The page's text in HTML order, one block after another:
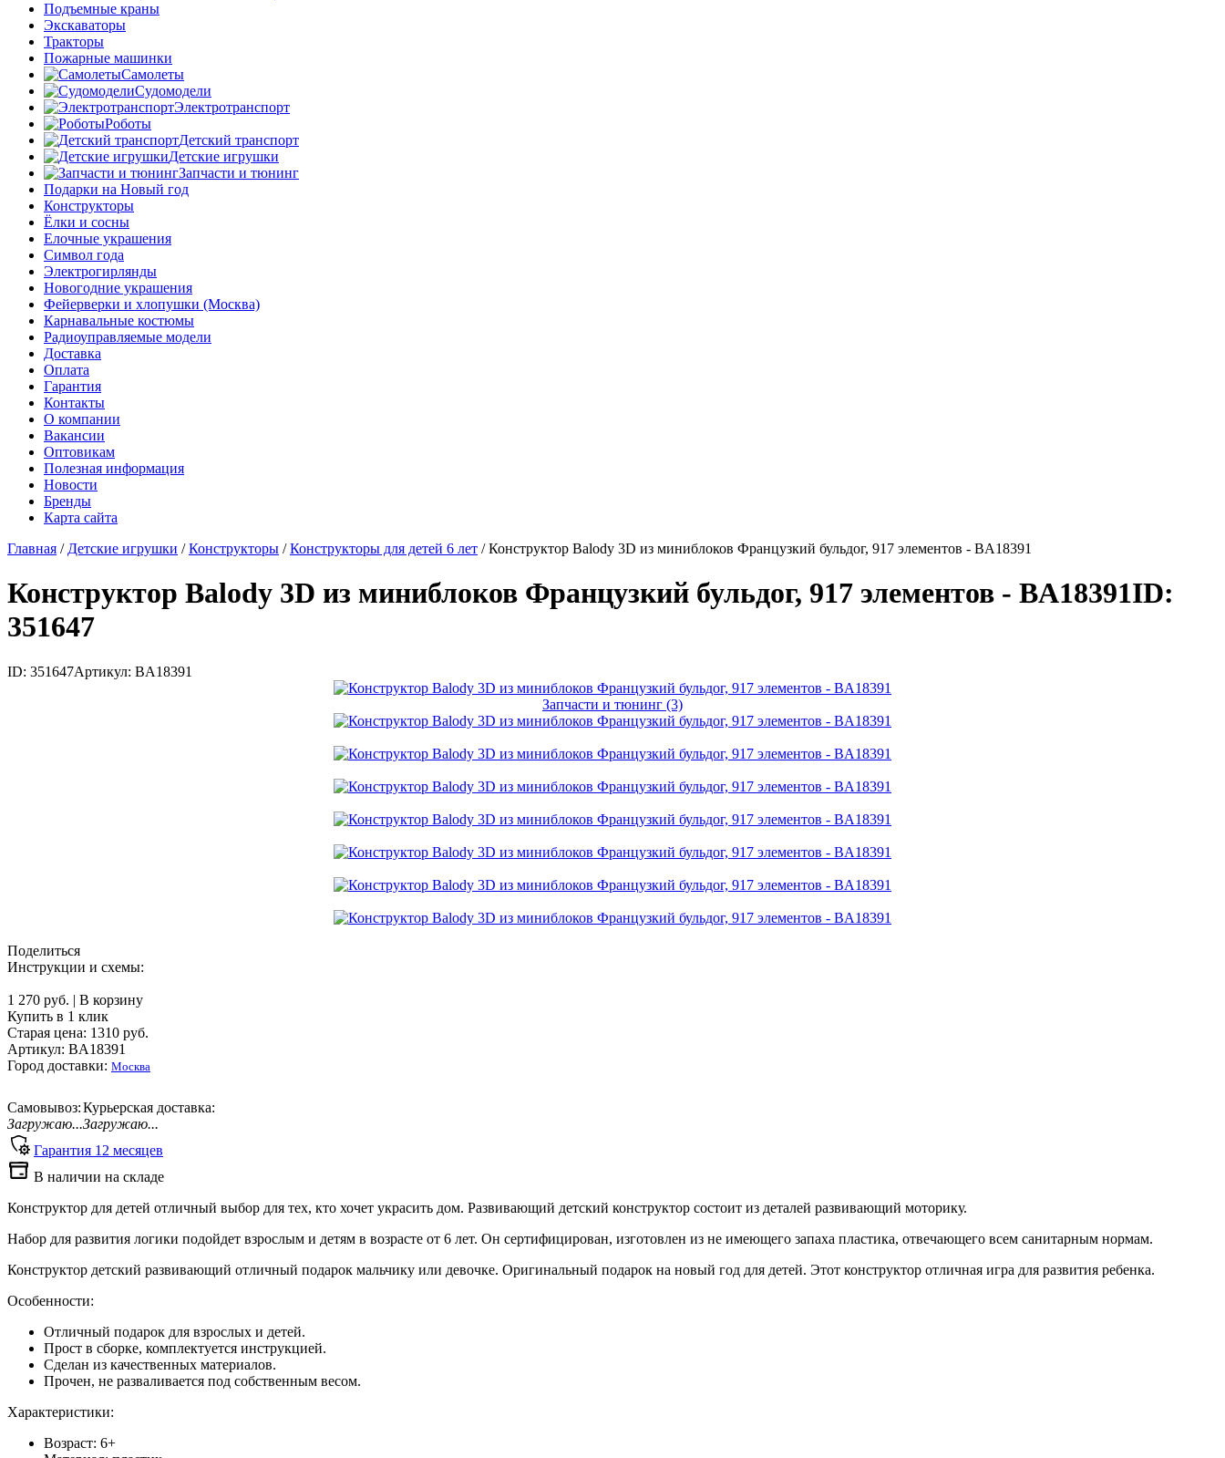
Подъемные краны
Экскаваторы
Тракторы
Пожарные машинки
Самолеты
Судомодели
Электротранспорт
Роботы
Детский транспорт
Детские игрушки
Запчасти и тюнинг
Подарки на Новый год
Конструкторы
Ёлки и сосны
Елочные украшения
Символ года
Электрогирлянды
Новогодние украшения
Фейерверки и хлопушки (Москва)
Карнавальные костюмы
Радиоуправляемые модели
Доставка
Оплата
Гарантия
Контакты
О компании
Вакансии
Оптовикам
Полезная информация
Новости
Бренды
Карта сайта
Главная / Детские игрушки /Конструкторы /Конструкторы для детей 6 лет /Конструктор Balody 3D из миниблоков Французкий бульдог, 917 элементов - BA18391
Конструктор Balody 3D из миниблоков Французкий бульдог, 917 элементов - BA18391ID:
351647
ID: 351647Артикул: BA18391
Запчасти и тюнинг (3)
Поделиться
Инструкции и схемы:
1 270 руб. | В корзину
Купить в 1 клик
Старая цена: 1310 руб.
Артикул: BA18391
Город доставки: Москва
Самовывоз:
Загружаю...
Курьерская доставка:
Загружаю...
Гарантия 12 месяцев
В наличии на складе
Конструктор для детей отличный выбор для тех, кто хочет украсить дом. Развивающий детский конструктор состоит из деталей развивающий моторику.
Набор для развития логики подойдет взрослым и детям в возрасте от 6 лет. Он сертифицирован, изготовлен из не имеющего запаха пластика, отвечающего всем санитарным нормам.
Конструктор детский развивающий отличный подарок мальчику или девочке. Оригинальный подарок на новый год для детей. Этот конструктор отличная игра для развития ребенка.
Особенности:
Отличный подарок для взрослых и детей.
Прост в сборке, комплектуется инструкцией.
Сделан из качественных материалов.
Прочен, не разваливается под собственным весом.
Характеристики:
Возраст: 6+